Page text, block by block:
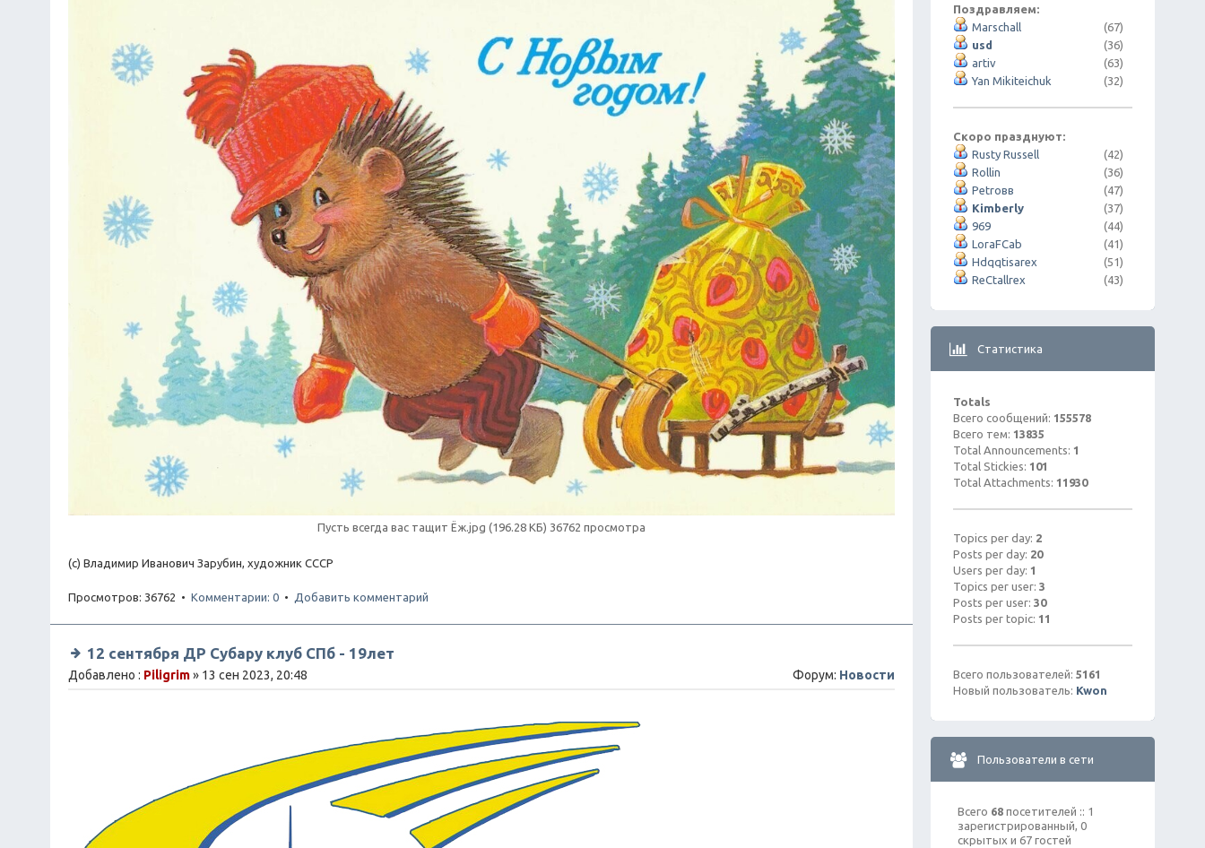
Пусть всегда вас тащит Ёж.jpg (196.28 КБ) 36762 просмотра
(с) Владимир Иванович Зарубин, художник СССР
Просмотров: 36762 • Комментарии: 0 • Добавить комментарий
12 сентября ДР Субару клуб СПб - 19лет
Добавлено : Piligrim» 13 сен 2023, 20:48 Форум: Новости
Поздравляем:
Marschall
(67)
usd
(36)
artiv
(63)
Yan Mikiteichuk
(32)
Скоро празднуют:
Rusty Russell
(42)
Rollin
(36)
Petroвв
(47)
Kimberly
(37)
969
(44)
LoraFCab
(41)
Hdqqtisarex
(51)
ReCtallrex
(43)
Статистика
Totals
Всего сообщений: 155578
Всего тем: 13835
Total Announcements: 1
Total Stickies: 101
Total Attachments: 11930
Topics per day: 2
Posts per day: 20
Users per day: 1
Topics per user: 3
Posts per user: 30
Posts per topic: 11
Всего пользователей: 5161
Новый пользователь: Kwon
Пользователи в сети
Всего 68 посетителей :: 1
зарегистрированный, 0
скрытых и 67 гостей